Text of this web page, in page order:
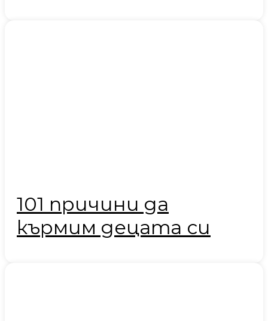
101 причини да
кърмим децата си